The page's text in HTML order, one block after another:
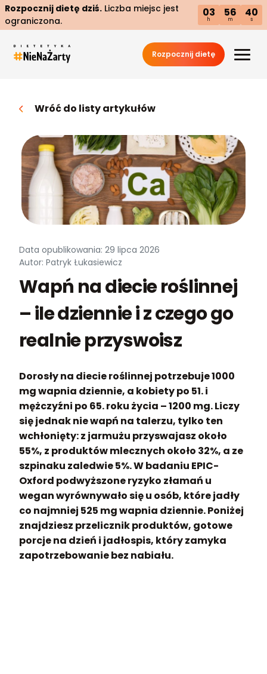
Rozpocznij dietę dziś. Liczba miejsc jest
ograniczona.
03
h
56
m
39
s
Rozpocznij dietę
Wróć do listy artykułów
Data opublikowania: 29 lipca 2026
Autor: Patryk Łukasiewicz
Wapń na diecie roślinnej
– ile dziennie i z czego go
realnie przyswoisz
Dorosły na diecie roślinnej potrzebuje 1000
mg wapnia dziennie, a kobiety po 51. i
mężczyźni po 65. roku życia – 1200 mg. Liczy
się jednak nie wapń na talerzu, tylko ten
wchłonięty: z jarmużu przyswajasz około
55%, z produktów mlecznych około 32%, a ze
szpinaku zaledwie 5%.W badaniu EPIC-
Oxford podwyższone ryzyko złamań u
wegan wyrównywało się u osób, które jadły
co najmniej 525 mg wapnia dziennie. Poniżej
znajdziesz przelicznik produktów, gotowe
porcje na dzień i jadłospis, który zamyka
zapotrzebowanie bez nabiału.